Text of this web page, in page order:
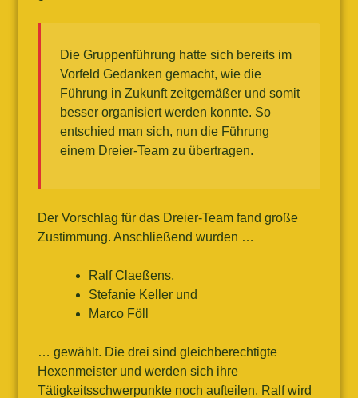
Die Gruppenführung hatte sich bereits im
Vorfeld Gedanken gemacht, wie die
Führung in Zukunft zeitgemäßer und somit
besser organisiert werden konnte. So
entschied man sich, nun die Führung
einem Dreier-Team zu übertragen.
Der Vorschlag für das Dreier-Team fand große
Zustimmung. Anschließend wurden …
Ralf Claeßens,
Stefanie Keller und
Marco Föll
… gewählt. Die drei sind gleichberechtigte
Hexenmeister und werden sich ihre
Tätigkeitsschwerpunkte noch aufteilen. Ralf wird